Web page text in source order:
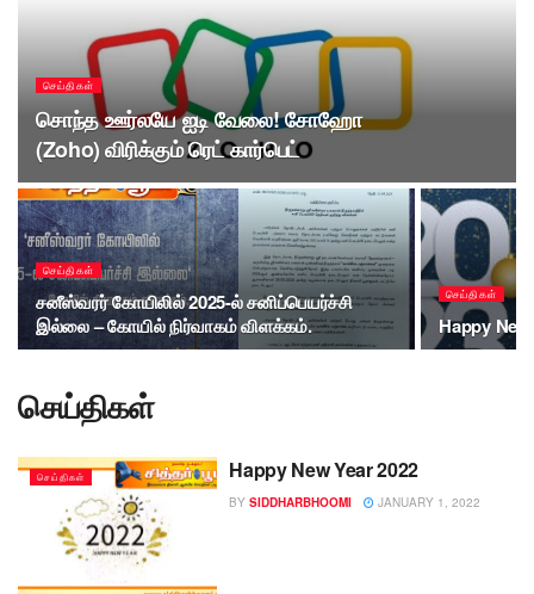
செய்திகள்
சொந்த ஊர்லயே ஐடி வேலை! சோஹோ
(Zoho) விரிக்கும் ரெட் கார்பெட்
செய்திகள்
சனீஸ்வரர் கோயிலில் 2025-ல் சனிப்பெயர்ச்சி
இல்லை – கோயில் நிர்வாகம் விளக்கம்.
செய்திகள்
Happy
செய்திகள்
செய்திகள் Happy New Year 2022
BY SIDDHARBHOOMI JANUARY 1, 2022